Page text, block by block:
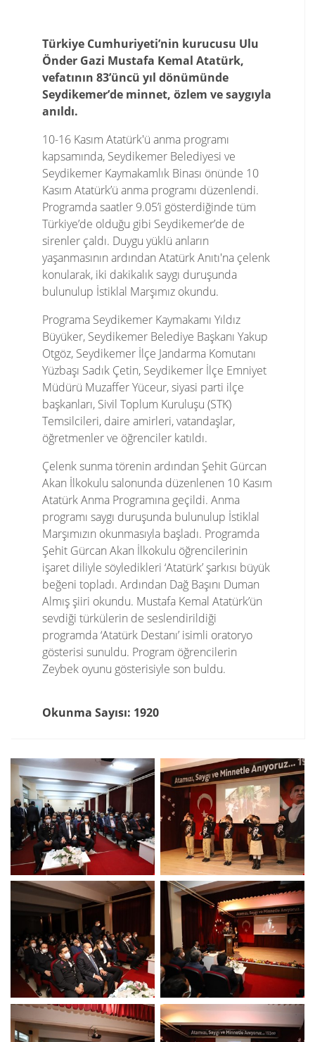
Türkiye Cumhuriyeti’nin kurucusu Ulu
Önder Gazi Mustafa Kemal Atatürk,
vefatının 83’üncü yıl dönümünde
Seydikemer’de minnet, özlem ve saygıyla
anıldı.
10-16 Kasım Atatürk'ü anma programı
kapsamında, Seydikemer Belediyesi ve
Seydikemer Kaymakamlık Binası önünde 10
Kasım Atatürk’ü anma programı düzenlendi.
Programda saatler 9.05’i gösterdiğinde tüm
Türkiye’de olduğu gibi Seydikemer’de de
sirenler çaldı. Duygu yüklü anların
yaşanmasının ardından Atatürk Anıtı'na çelenk
konularak, iki dakikalık saygı duruşunda
bulunulup İstiklal Marşımız okundu.
Programa Seydikemer Kaymakamı Yıldız
Büyüker, Seydikemer Belediye Başkanı Yakup
Otgöz, Seydikemer İlçe Jandarma Komutanı
Yüzbaşı Sadık Çetin, Seydikemer İlçe Emniyet
Müdürü Muzaffer Yüceur, siyasi parti ilçe
başkanları, Sivil Toplum Kuruluşu (STK)
Temsilcileri, daire amirleri, vatandaşlar,
öğretmenler ve öğrenciler katıldı.
Çelenk sunma törenin ardından Şehit Gürcan
Akan İlkokulu salonunda düzenlenen 10 Kasım
Atatürk Anma Programına geçildi. Anma
programı saygı duruşunda bulunulup İstiklal
Marşımızın okunmasıyla başladı. Programda
Şehit Gürcan Akan İlkokulu öğrencilerinin
işaret diliyle söyledikleri ‘Atatürk’ şarkısı büyük
beğeni topladı. Ardından Dağ Başını Duman
Almış şiiri okundu. Mustafa Kemal Atatürk’ün
sevdiği türkülerin de seslendirildiği
programda ‘Atatürk Destanı’ isimli oratoryo
gösterisi sunuldu. Program öğrencilerin
Zeybek oyunu gösterisiyle son buldu.
Okunma Sayısı: 1920